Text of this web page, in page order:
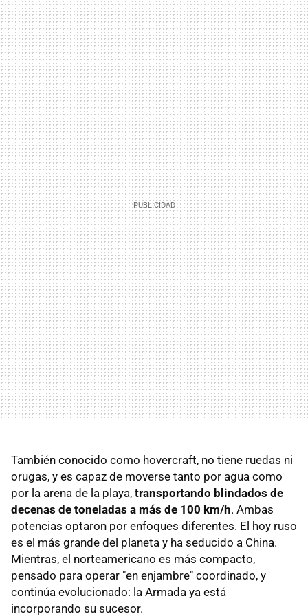
También conocido como hovercraft, no tiene ruedas ni
orugas, y es capaz de moverse tanto por agua como
por la arena de la playa, transportando blindados de
decenas de toneladas a más de 100 km/h. Ambas
potencias optaron por enfoques diferentes. El hoy ruso
es el más grande del planeta y ha seducido a China.
Mientras, el norteamericano es más compacto,
pensado para operar "en enjambre" coordinado, y
continúa evolucionado: la Armada ya está
incorporando su sucesor.